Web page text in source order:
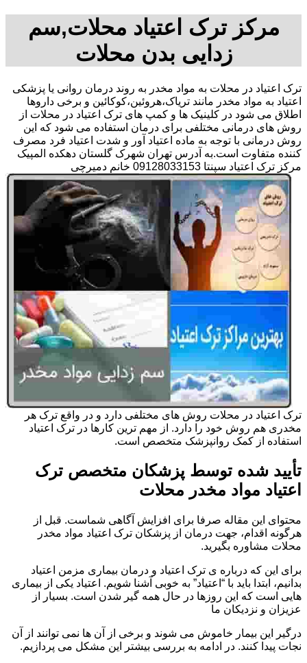
مرکز ترک اعتیاد محلات,سم
زدایی بدن محلات
ترک اعتیاد در محلات به مواد مخدر به روند درمان روانی یا پزشکی
اعتیاد به مواد مخدر مانند تریاک،هروئین،کوکائین و برخی داروها
اطلاق می شود در کلینیک ها و کمپ های ترک اعتیاد در محلات از
روش های درمانی مختلفی برای درمان استفاده می شود که این
روش درمانی با توجه به ماده اعتیاد آور و شدت اعتیاد فرد مصرف
کننده متفاوت است.به آدرس تهران شهرک گلستان دهکده المپیک
مرکز ترک اعتیاد سپنتا 09128033153 خانم دمیرچی
ترک اعتیاد در محلات روش های مختلفی دارد و در واقع ترک هر
مخدری هم روش خود را دارد. از مهم ترین کارها در ترک اعتیاد
استفاده از کمک روانپزشک متخصص است.
تأیید شده توسط پزشکان متخصص ترک
اعتیاد مواد مخدر محلات
محتوای این مقاله صرفا برای افزایش آگاهی شماست. قبل از
هرگونه اقدام، جهت درمان از پزشکان ترک اعتیاد مواد مخدر
محلات مشاوره بگیرید.
برای این که درباره ی ترک اعتیاد و درمان بیماری مزمن اعتیاد
بدانیم، ابتدا باید با “اعتیاد” به خوبی آشنا شویم. اعتیاد یکی از بیماری
هایی است که این روزها در حال همه گیر شدن است. بسیار از
عزیزان و نزدیکان ما
درگیر این بیمار خاموش می شوند و برخی از آن ها نمی توانند از آن
نجات پیدا کنند. در ادامه به بررسی بیشتر این مشکل می پردازیم.